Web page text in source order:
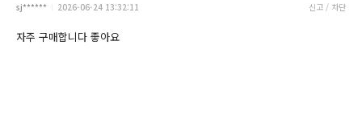
sj****** 2026-06-24 13:32:11 신고 / 차단
자주 구매합니다 좋아요